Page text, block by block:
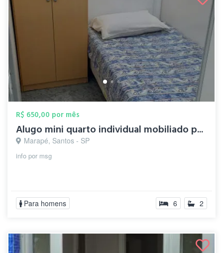
R$ 650,00 por mês
Alugo mini quarto individual mobiliado p...
Marapé, Santos - SP
info por msg
Para homens 6 2